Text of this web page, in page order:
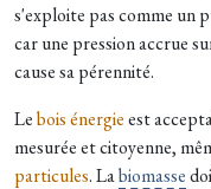
s'exploite pas comme un
car une pression accrue
cause sa pérennité.
Lebois énergieest
mesurée et citoyenne,
particules. Labiomasse